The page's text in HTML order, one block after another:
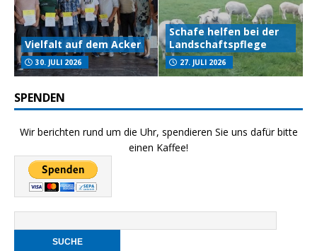
Vielfalt auf dem Acker
30. JULI 2026
Schafe helfen bei der
Landschaftspflege
27. JULI 2026
SPENDEN
Wir berichten rund um die Uhr, spendieren Sie uns dafür bitte
einen Kaffee!